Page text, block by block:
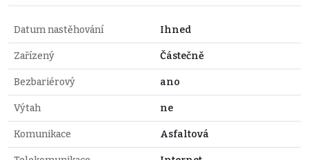
Datum nastěhování Ihned
Zařízený Částečně
Bezbariérový ano
Výtah ne
Komunikace Asfaltová